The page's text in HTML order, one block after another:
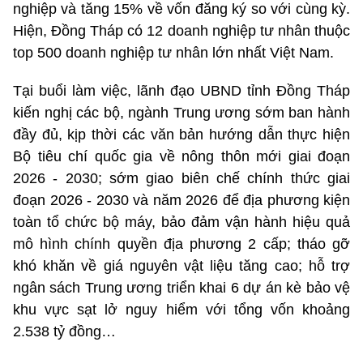
nghiệp và tăng 15% về vốn đăng ký so với cùng kỳ.
Hiện, Đồng Tháp có 12 doanh nghiệp tư nhân thuộc
top 500 doanh nghiệp tư nhân lớn nhất Việt Nam.
Tại buổi làm việc, lãnh đạo UBND tỉnh Đồng Tháp
kiến nghị các bộ, ngành Trung ương sớm ban hành
đầy đủ, kịp thời các văn bản hướng dẫn thực hiện
Bộ tiêu chí quốc gia về nông thôn mới giai đoạn
2026 - 2030; sớm giao biên chế chính thức giai
đoạn 2026 - 2030 và năm 2026 để địa phương kiện
toàn tổ chức bộ máy, bảo đảm vận hành hiệu quả
mô hình chính quyền địa phương 2 cấp; tháo gỡ
khó khăn về giá nguyên vật liệu tăng cao; hỗ trợ
ngân sách Trung ương triển khai 6 dự án kè bảo vệ
khu vực sạt lở nguy hiểm với tổng vốn khoảng
2.538 tỷ đồng…